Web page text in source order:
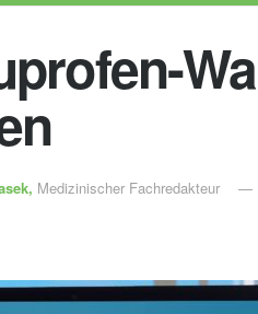
Medizinischer Fachredakteur